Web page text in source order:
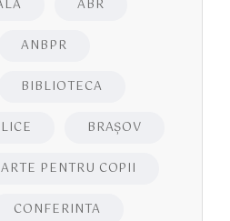
ABR
ANBPR
BIBLIOTECA
BRAŞOV
PENTRU COPII
CONFERINTA